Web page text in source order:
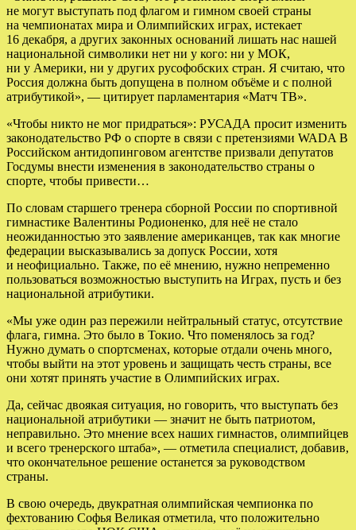
не могут выступать под флагом и гимном своей страны
на чемпионатах мира и Олимпийских играх, истекает
16 декабря, а других законных оснований лишать нас нашей
национальной символики нет ни у кого: ни у МОК,
ни у Америки, ни у других русофобских стран. Я считаю, что
Россия должна быть допущена в полном объёме и с полной
атрибутикой», — цитирует парламентария «Матч ТВ».
«Чтобы никто не мог придраться»: РУСАДА просит изменить
законодательство РФ о спорте в связи с претензиями WADA В
Российском антидопинговом агентстве призвали депутатов
Госдумы внести изменения в законодательство страны о
спорте, чтобы привести…
По словам старшего тренера сборной России по спортивной
гимнастике Валентины Родионенко, для неё не стало
неожиданностью это заявление американцев, так как многие
федерации высказывались за допуск России, хотя
и неофициально. Также, по её мнению, нужно непременно
пользоваться возможностью выступить на Играх, пусть и без
национальной атрибутики.
«Мы уже один раз пережили нейтральный статус, отсутствие
флага, гимна. Это было в Токио. Что поменялось за год?
Нужно думать о спортсменах, которые отдали очень много,
чтобы выйти на этот уровень и защищать честь страны, все
они хотят принять участие в Олимпийских играх.
Да, сейчас двоякая ситуация, но говорить, что выступать без
национальной атрибутики — значит не быть патриотом,
неправильно. Это мнение всех наших гимнастов, олимпийцев
и всего тренерского штаба», — отметила специалист, добавив,
что окончательное решение останется за руководством
страны.
В свою очередь, двукратная олимпийская чемпионка по
фехтованию Софья Великая отметила, что положительно